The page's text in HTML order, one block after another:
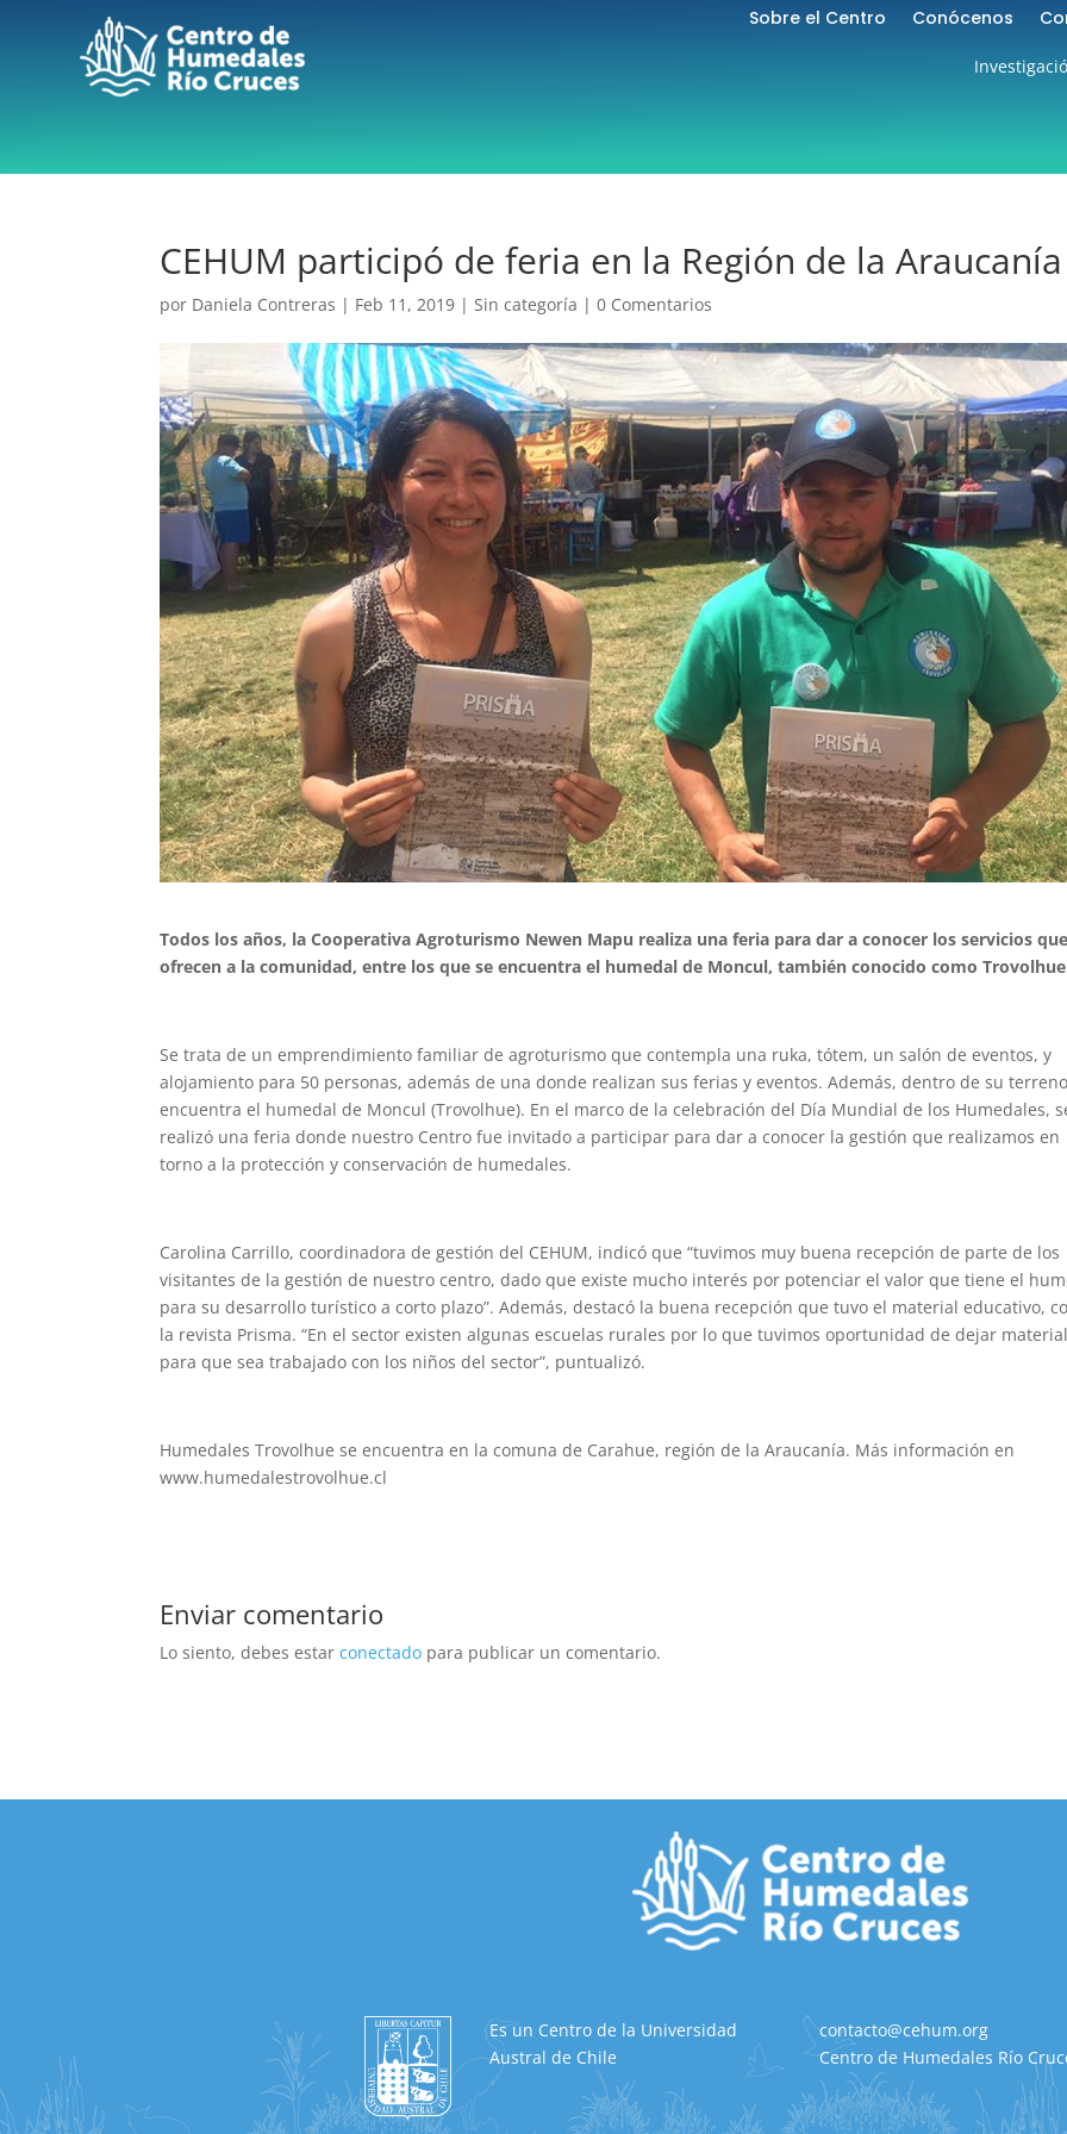
Sobre el Centro Conócenos
CEHUM participó de feria en la Región de la Araucanía
por Daniela Contreras | Feb 11, 2019 |Sin categoría |0 Comentarios
Todos los años, la Cooperativa Agroturismo Newen Mapu realiza una feria para dar a conocer los servicios
ofrecen a la comunidad, entre los que se encuentra el humedal de Moncul, también conocido como
Se trata de un emprendimiento familiar de agroturismo que contempla una ruka, tótem, un salón de eventos, y
alojamiento para 50 personas, además de una donde realizan sus ferias y eventos. Además, dentro de su
encuentra el humedal de Moncul (Trovolhue). En el marco de la celebración del Día Mundial de los Humedales,
realizó una feria donde nuestro Centro fue invitado a participar para dar a conocer la gestión que realizamos en
torno a la protección y conservación de humedales.
Carolina Carrillo, coordinadora de gestión del CEHUM, indicó que “tuvimos muy buena recepción de parte de los
visitantes de la gestión de nuestro centro, dado que existe mucho interés por potenciar el valor que tiene el
para su desarrollo turístico a corto plazo”. Además, destacó la buena recepción que tuvo el material educativo,
la revista Prisma. “En el sector existen algunas escuelas rurales por lo que tuvimos oportunidad de dejar
para que sea trabajado con los niños del sector”, puntualizó.
Humedales Trovolhue se encuentra en la comuna de Carahue, región de la Araucanía. Más información en
www.humedalestrovolhue.cl
Enviar comentario
Lo siento, debes estarconectado para publicar un comentario.
Es un Centro de la Universidad
Austral de Chile
contacto@cehum.org
Centro de Humedales Río